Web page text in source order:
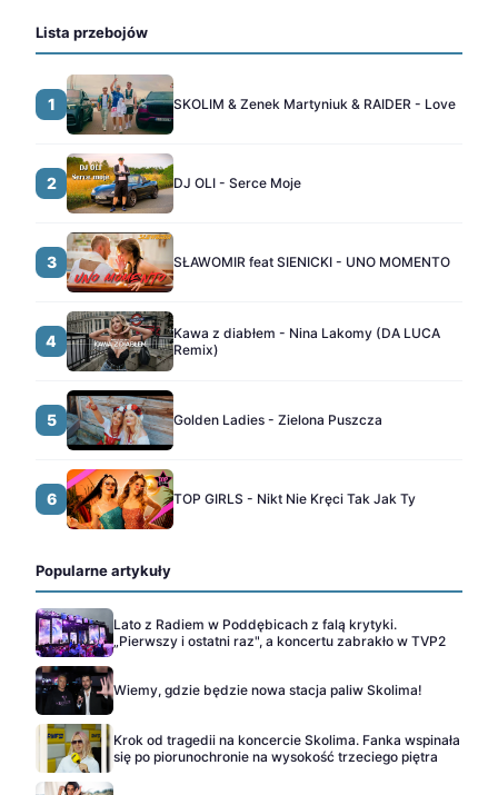
Lista przebojów
1 SKOLIM & Zenek Martyniuk & RAIDER - Love
2 DJ OLI - Serce Moje
3 SŁAWOMIR feat SIENICKI - UNO MOMENTO
4
Kawa z diabłem - Nina Lakomy (DA LUCA
Remix)
5 Golden Ladies - Zielona Puszcza
6 TOP GIRLS - Nikt Nie Kręci Tak Jak Ty
Popularne artykuły
Lato z Radiem w Poddębicach z falą krytyki.
„Pierwszy i ostatni raz", a koncertu zabrakło w TVP2
Wiemy, gdzie będzie nowa stacja paliw Skolima!
Krok od tragedii na koncercie Skolima. Fanka wspinała
się po piorunochronie na wysokość trzeciego piętra